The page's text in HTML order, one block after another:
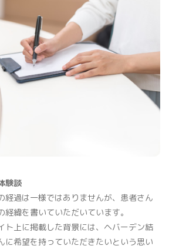
について
験談
経過は一様ではありませんが、患者さん
緯を書いていただいています。
ト上に掲載した背景には、ヘバーデン結
に希望を持っていただきたいという思い